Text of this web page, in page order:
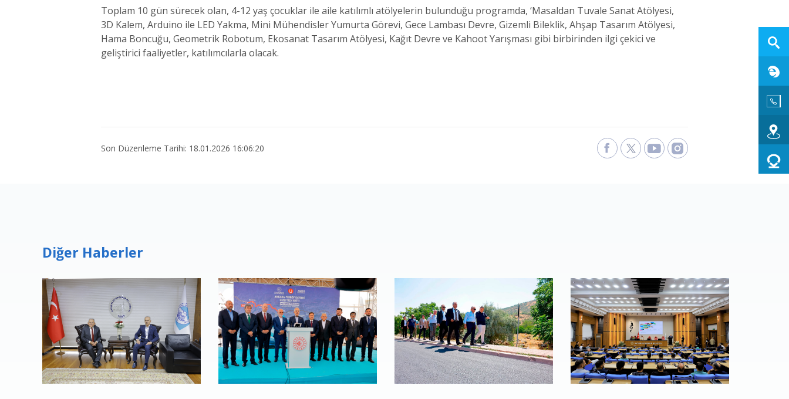
Toplam 10 gün sürecek olan, 4-12 yaş çocuklar ile aile katılımlı atölyelerin bulunduğu programda, ‘Masaldan Tuvale Sanat Atölyesi,
3D Kalem, Arduino ile LED Yakma, Mini Mühendisler Yumurta Görevi, Gece Lambası Devre, Gizemli Bileklik, Ahşap Tasarım Atölyesi,
Hama Boncuğu, Geometrik Robotum, Ekosanat Tasarım Atölyesi, Kağıt Devre ve Kahoot Yarışması gibi birbirinden ilgi çekici ve
geliştirici faaliyetler, katılımcılarla olacak.
Son Düzenleme Tarihi: 18.01.2026 16:06:20
Diğer Haberler